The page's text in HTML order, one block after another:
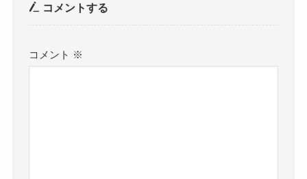
コメントする
コメント ※